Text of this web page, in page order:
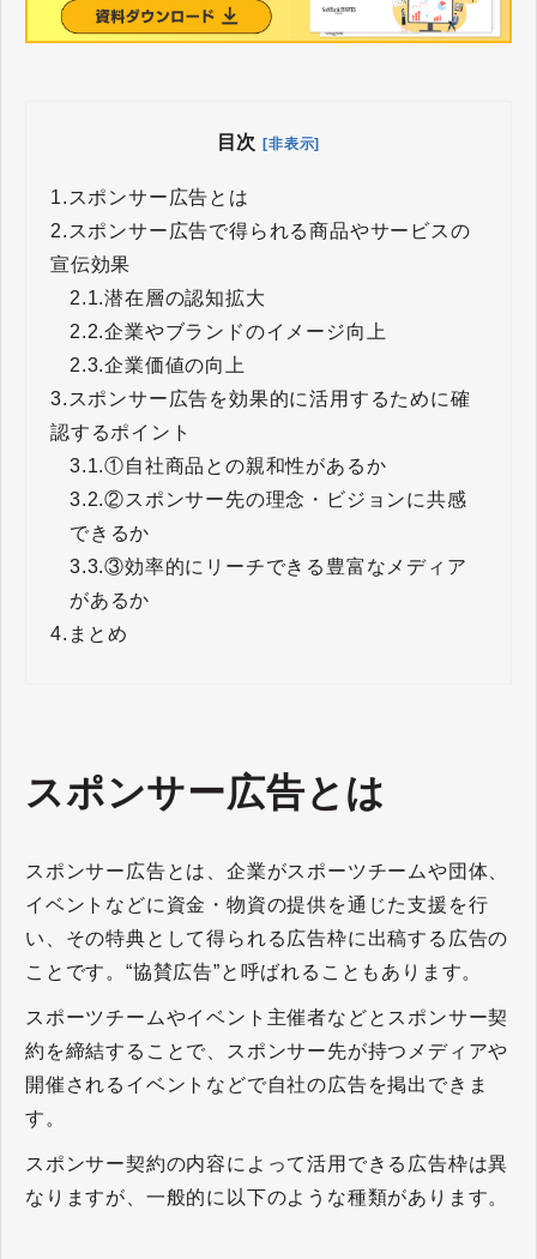
目次 [非表示]
1. スポンサー広告とは
2. スポンサー広告で得られる商品やサービスの
宣伝効果
2.1.潜在層の認知拡大
2.2.企業やブランドのイメージ向上
2.3.企業価値の向上
3. スポンサー広告を効果的に活用するために確
認するポイント
3.1.①自社商品との親和性があるか
3.2.②スポンサー先の理念・ビジョンに共感
できるか
3.3.③効率的にリーチできる豊富なメディア
があるか
4. まとめ
スポンサー広告とは
スポンサー広告とは、企業がスポーツチームや団体、
イベントなどに資金・物資の提供を通じた支援を行
い、その特典として得られる広告枠に出稿する広告の
ことです。“協賛広告”と呼ばれることもあります。
スポーツチームやイベント主催者などとスポンサー契
約を締結することで、スポンサー先が持つメディアや
開催されるイベントなどで自社の広告を掲出できま
す。
スポンサー契約の内容によって活用できる広告枠は異
なりますが、一般的に以下のような種類があります。